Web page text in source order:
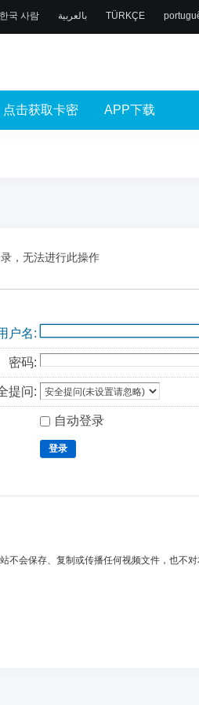
한국 사람 بالعربية TÜRKÇE
点击获取卡密 APP下载
，无法进行此操作
户名
密码:
提问:
自动登录
登录
不会保存、复制或传播任何视频文件，也不